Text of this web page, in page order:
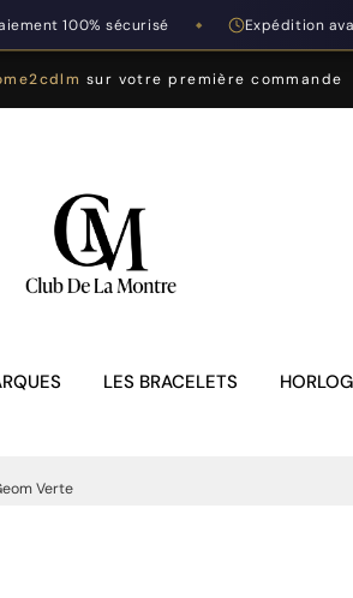
100% sécurisé ◆ Expédition
sur votre première commande
LES BRACELETS
Verte